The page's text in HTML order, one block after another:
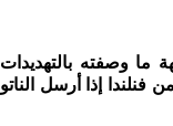
ما وصفته بالتهديدات
فنلندا إذا أرسل الناتو